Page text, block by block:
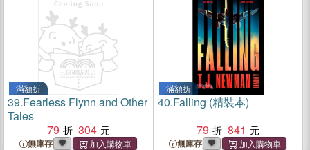
滿額折
39.Fearless Flynn and Other
Tales
79
304
無庫存
滿額折
40.Falling (精裝本)
79
841
無庫存